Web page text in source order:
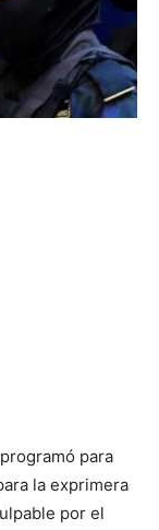
para
la exprimera
por el